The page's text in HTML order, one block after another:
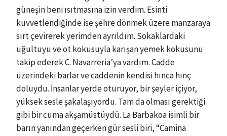
güneşin beni ısıtmasına izin verdim. Esinti
kuvvetlendiğinde ise şehre dönmek üzere manzaraya
sırt çevirerek yerimden ayrıldım. Sokaklardaki
uğultuyu ve ot kokusuyla karışan yemek kokusunu
takip ederek C. Navarreria’ya vardım. Cadde
üzerindeki barlar ve caddenin kendisi hınca hınç
doluydu. İnsanlar yerde oturuyor, bir şeyler içiyor,
yüksek sesle şakalaşıyordu. Tam da olması gerektiği
gibi bir cuma akşamüstüydü. La Barbakoa isimli bir
barın yanından geçerken gür sesli biri, “Camina